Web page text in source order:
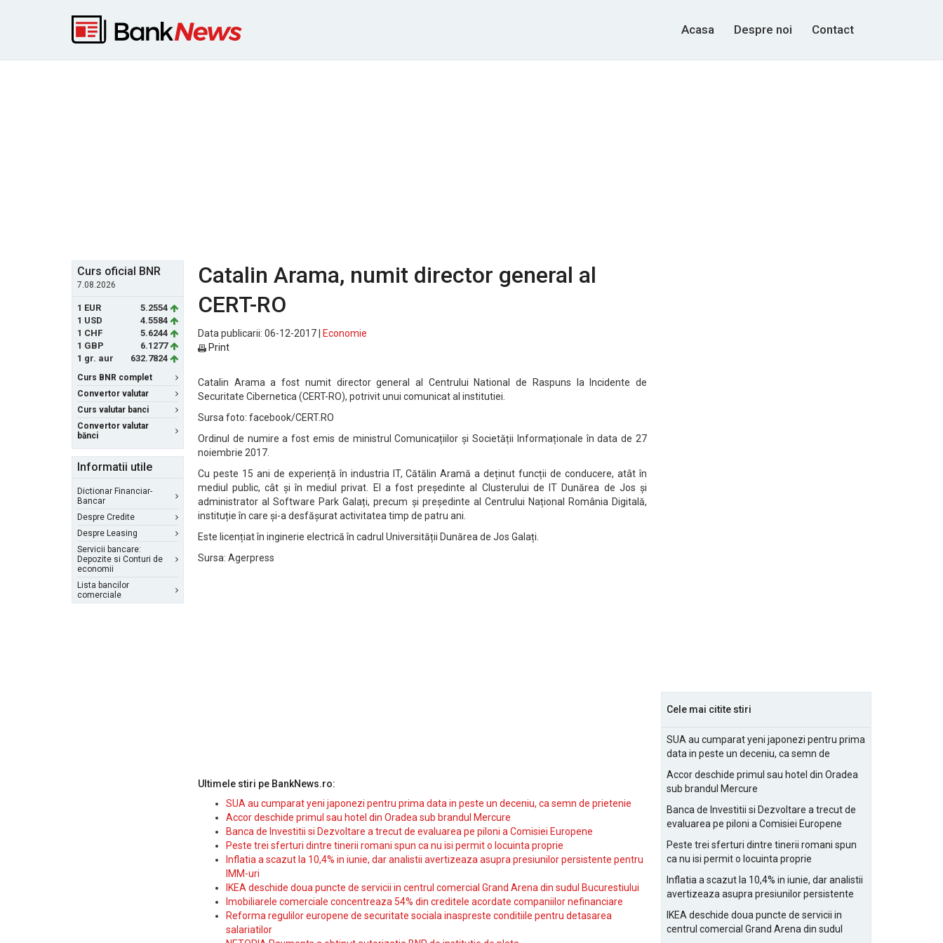
Acasa Despre noi Contact
Curs oficial BNR
7.08.2026
1 EUR
5.2554
1 USD
4.5584
1 CHF
5.6244
1 GBP
6.1277
1 gr. aur
632.7824
Curs BNR complet
Convertor valutar
Curs valutar banci
Convertor valutar
bănci
Informatii utile
Dictionar Financiar-
Bancar
Despre Credite
Despre Leasing
Servicii bancare:
Depozite si Conturi de
economii
Lista bancilor
comerciale
Catalin Arama, numit director general al
CERT-RO
Data publicarii: 06-12-2017 |
Economie
Print
Catalin Arama a fost numit director general al Centrului National de Raspuns la Incidente de
Securitate Cibernetica (CERT-RO), potrivit unui comunicat al institutiei.
Sursa foto: facebook/CERT.RO
Ordinul de numire a fost emis de ministrul Comunicațiilor și Societății Informaționale în data de 27
noiembrie 2017.
Cu peste 15 ani de experiență în industria IT, Cătălin Aramă a deținut funcții de conducere, atât în
mediul public, cât și în mediul privat. El a fost președinte al Clusterului de IT Dunărea de Jos și
administrator al Software Park Galați, precum și președinte al Centrului Național România Digitală,
instituție în care și-a desfășurat activitatea timp de patru ani.
Este licențiat în inginerie electrică în cadrul Universității Dunărea de Jos Galați.
Sursa: Agerpress
Ultimele stiri pe BankNews.ro:
SUA au cumparat yeni japonezi pentru prima data in peste un deceniu, ca semn de prietenie
Accor deschide primul sau hotel din Oradea sub brandul Mercure
Banca de Investitii si Dezvoltare a trecut de evaluarea pe piloni a Comisiei Europene
Peste trei sferturi dintre tinerii romani spun ca nu isi permit o locuinta proprie
Inflatia a scazut la 10,4% in iunie, dar analistii avertizeaza asupra presiunilor persistente pentru
IMM-uri
IKEA deschide doua puncte de servicii in centrul comercial Grand Arena din sudul Bucurestiului
Imobiliarele comerciale concentreaza 54% din creditele acordate companiilor nefinanciare
Reforma regulilor europene de securitate sociala inaspreste conditiile pentru detasarea
salariatilor
Cele mai citite stiri
SUA au cumparat yeni japonezi pentru prima
data in peste un deceniu, ca semn de
Accor deschide primul sau hotel din Oradea
sub brandul Mercure
Banca de Investitii si Dezvoltare a trecut de
evaluarea pe piloni a Comisiei Europene
Peste trei sferturi dintre tinerii romani spun
ca nu isi permit o locuinta proprie
Inflatia a scazut la 10,4% in iunie, dar analistii
avertizeaza asupra presiunilor persistente
IKEA deschide doua puncte de servicii in
centrul comercial Grand Arena din sudul